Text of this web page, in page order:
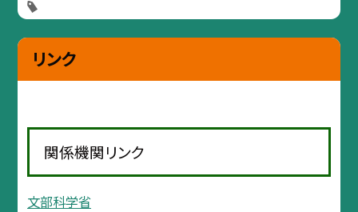
リンク
関係機関リンク
文部科学省